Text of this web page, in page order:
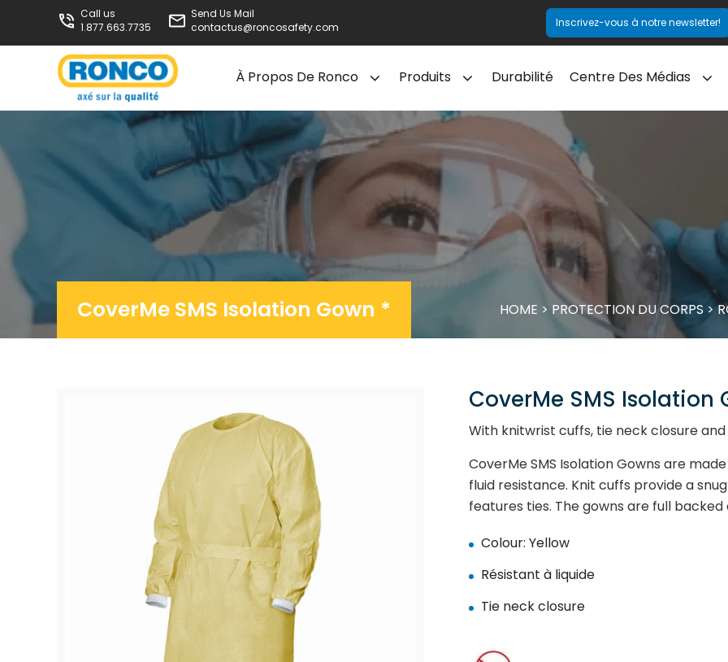
Call us
1.877.663.7735
Send Us Mail
contactus@roncosafety.com
Inscrivez-vous à notre newsletter!
À Propos De Ronco Produits Durabilité Centre Des Médias
CoverMe SMS Isolation Gown * HOME > PROTECTION DU CORPS >
CoverMe SMS Isolation
With knitwrist cuffs, tie neck closure and
CoverMe SMS Isolation Gowns are
fluid resistance. Knit cuffs provide a
features ties. The gowns are full
Colour: Yellow
Résistant à liquide
Tie neck closure